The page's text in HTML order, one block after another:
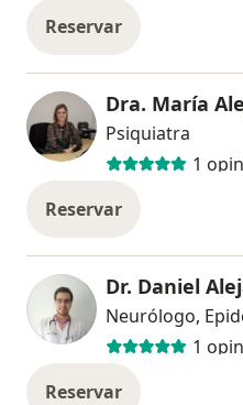
Reservar
Dra. María
Psiquiatra
1
Reservar
Neurólogo,
1
Reservar